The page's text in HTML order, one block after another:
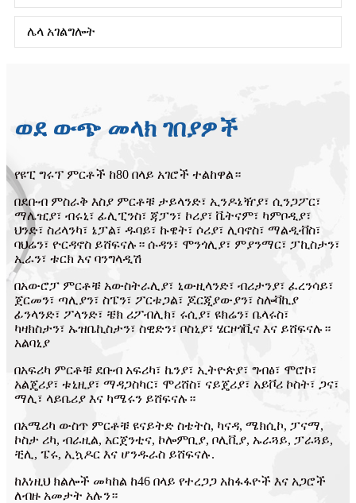
ሌላ አገልግሎት
ወደ ውጭ መላክ ገበያዎች
የዩፒ ግሩፕ ምርቶች ከ80 በላይ አገሮች ተልከዋል።
በደቡብ ምስራቅ እስያ ምርቶቹ ታይላንድ፣ ኢንዶኔዥያ፣ ሲንጋፖር፣
ማሌዢያ፣ ብሩኒ፣ ፊሊፒንስ፣ ጃፓን፣ ኮሪያ፣ ቬትናም፣ ካምቦዲያ፣
ህንድ፣ ስሪላንካ፣ ኔፓል፣ ዱባይ፣ ኩዌት፣ ሶሪያ፣ ሊባኖስ፣ ማልዲቭስ፣
ባህሬን፣ ዮርዳኖስ ይሸፍናሉ። ሱዳን፣ ሞንጎሊያ፣ ምያንማር፣ ፓኪስታን፣
ኢራን፣ ቱርክ እና ባንግላዲሽ
በአውሮፓ ምርቶቹ አውስትራሊያ፣ ኒውዚላንድ፣ ብሪታንያ፣ ፈረንሳይ፣
ጀርመን፣ ጣሊያን፣ ስፔን፣ ፖርቱጋል፣ ጆርጂያውያን፣ ስሎቫኪያ
ፊንላንድ፣ ፖላንድ፣ ቼክ ሪፖብሊክ፣ ሩሲያ፣ ዩክሬን፣ ቤላሩስ፣
ካዛክስታን፣ ኡዝቤኪስታን፣ ስዊድን፣ ቦስኒያ፣ ሄርዞጎቪና እና ይሸፍናሉ።
አልባኒያ
በአፍሪካ ምርቶቹ ደቡብ አፍሪካ፣ ኬንያ፣ ኢትዮጵያ፣ ግብፅ፣ ሞሮኮ፣
አልጄሪያ፣ ቱኒዚያ፣ ማዳጋስካር፣ ሞሪሸስ፣ ናይጄሪያ፣ አይቮሪ ኮስት፣ ጋና፣
ማሊ፣ ላይቤሪያ እና ካሜሩን ይሸፍናሉ።
በአሜሪካ ውስጥ ምርቶቹ ዩናይትድ ስቴትስ, ካናዳ, ሜክሲኮ, ፓናማ,
ኮስታ ሪካ, ብራዚል, አርጀንቲና, ኮሎምቢያ, ቦሊቪያ, ኡራጓይ, ፓራጓይ,
ቺሊ, ፔሩ, ኢኳዶር እና ሆንዱራስ ይሸፍናሉ.
ከእነዚህ ክልሎች መካከል ከ46 በላይ የተረጋጋ አከፋፋዮች እና አጋሮች
ለብዙ አመታት አሉን።